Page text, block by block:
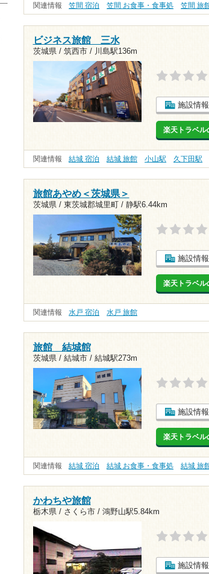
関連情報 笠間 宿泊 笠間 お食事・食事処 笠間 旅
ビジネス旅館 三水
茨城県 / 筑西市 / 川島駅136m
施設情
楽天トラベル
関連情報 結城 宿泊 結城 旅館 小山駅 久下田駅
旅館あやめ＜茨城県＞
茨城県 / 東茨城郡城里町 / 静駅6.44km
施設情
楽天トラベル
関連情報 水戸 宿泊 水戸 旅館
旅館 結城館
茨城県 / 結城市 / 結城駅273m
施設情
楽天トラベル
関連情報 結城 宿泊 結城 お食事・食事処 結城 旅
かわちや旅館
栃木県 / さくら市 / 鴻野山駅5.84km
施設情